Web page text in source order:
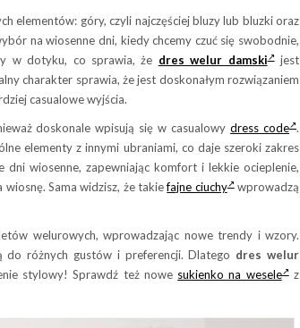
elementów: góry, czyli najczęściej bluzy lub bluzki oraz
na wiosenne dni, kiedy chcemy czuć się swobodnie,
w dotyku, co sprawia, że dres welur damski jest
charakter sprawia, że jest doskonałym rozwiązaniem
casualowe wyjścia.
doskonale wpisują się w casualowydress code .
elementy z innymi ubraniami, co daje szeroki zakres
dni wiosenne, zapewniając komfort i lekkie ocieplenie,
Sama widzisz, że takiefajne ciuchy wprowadzą
welurowych, wprowadzając nowe trendy i wzory.
do różnych gustów i preferencji. Dlatego dres welur
stylowy! Sprawdź też nowe sukienko na wesele z